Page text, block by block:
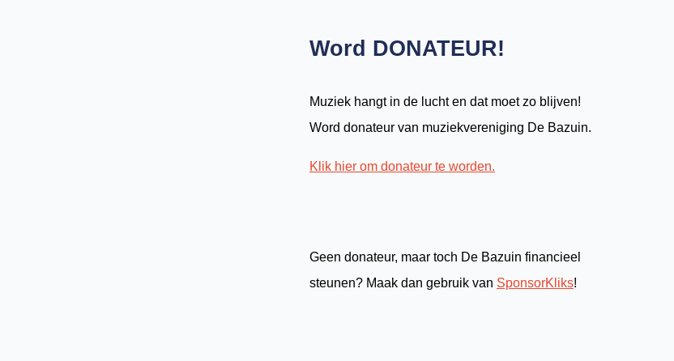
Word DONATEUR!
Muziek hangt in de lucht en dat moet zo blijven!
Word donateur van muziekvereniging De Bazuin.
Klik hier om donateur te worden.
Geen donateur, maar toch De Bazuin financieel
steunen? Maak dan gebruik van SponsorKliks!